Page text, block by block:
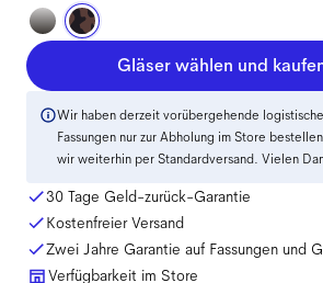
Gläser wählen und
Wir haben derzeit vorübergehende
Fassungen nur zur Abholung im Store
wir weiterhin per Standardversand. Vielen
30 Tage Geld-zurück-Garantie
Kostenfreier Versand
Zwei Jahre Garantie auf Fassungen und
Verfügbarkeit im Store